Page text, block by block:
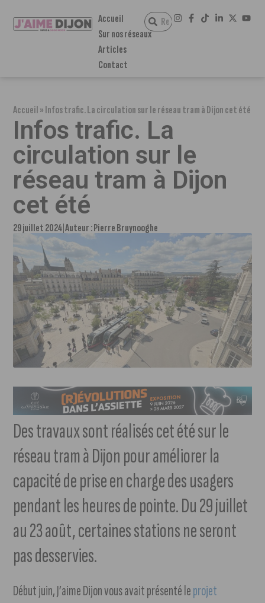
Accueil
Sur nos réseaux
Articles
Contact
Accueil»Infos trafic. La circulation sur le réseau tram à Dijon cet été
Infos trafic. La
circulation sur le
réseau tram à Dijon
cet été
29 juillet 2024 Auteur :Pierre Bruynooghe
Des travaux sont réalisés cet été sur le
réseau tram à Dijon pour améliorer la
capacité de prise en charge des usagers
pendant les heures de pointe. Du 29 juillet
au 23 août, certaines stations ne seront
pas desservies.
Début juin, J’aime Dijon vous avait présenté leprojet